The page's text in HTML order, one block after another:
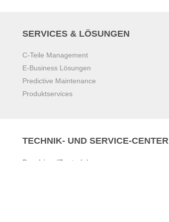
SERVICES & LÖSUNGEN
C-Teile Management
E-Business Lösungen
Predictive Maintenance
Produktservices
TECHNIK- UND SERVICE-CENTER
Pasching (Zentrale)